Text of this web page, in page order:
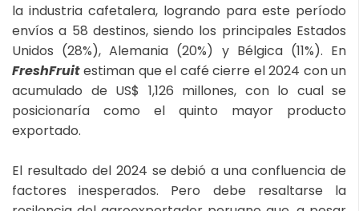
la industria cafetalera, logrando para este período
envíos a 58 destinos, siendo los principales Estados
Unidos (28%), Alemania (20%) y Bélgica (11%). En
FreshFruitestiman que el café cierre el 2024 con un
acumulado de US$ 1,126 millones, con lo cual se
posicionaría como el quinto mayor producto
exportado.
El resultado del 2024 se debió a una confluencia de
factores inesperados. Pero debe resaltarse la